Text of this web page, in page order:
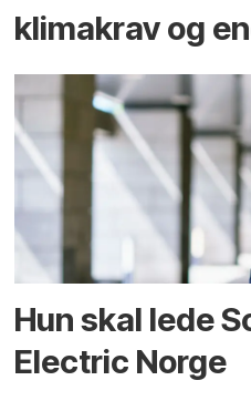
klimakrav og
Hun skal lede
Electric Norge